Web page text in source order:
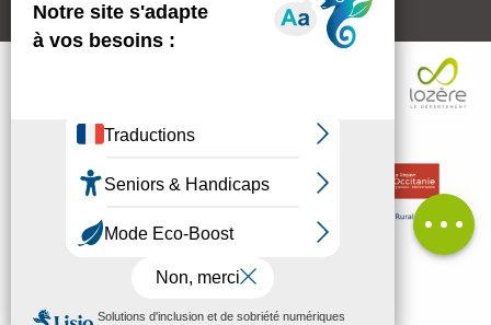
MENU
Description
par email
Avis
Aides & Accompagnements